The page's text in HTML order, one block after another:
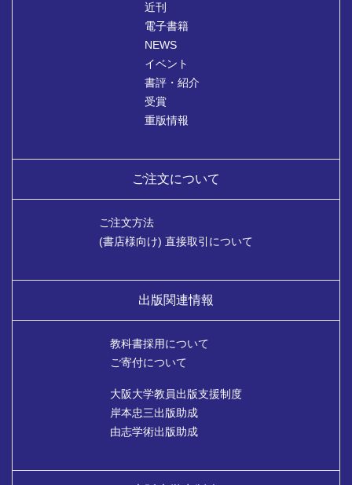
近刊
電子書籍
NEWS
イベント
書評・紹介
受賞
重版情報
ご注文について
ご注文方法
(書店様向け) 直接取引について
出版関連情報
教科書採用について
ご寄付について
大阪大学教員出版支援制度
岸本忠三出版助成
由志学術出版助成